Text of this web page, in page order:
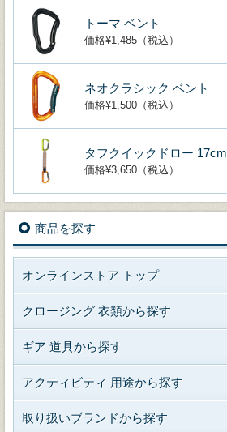
トーマ ベント
価格¥1,485（税込）
ネオクラシック ベント
価格¥1,500（税込）
タフクイックドロー 17cm
価格¥3,650（税込）
商品を探す
オンラインストア トップ
クロージング 衣類から探す
ギア 道具から探す
アクティビティ 用途から探す
取り扱いブランドから探す